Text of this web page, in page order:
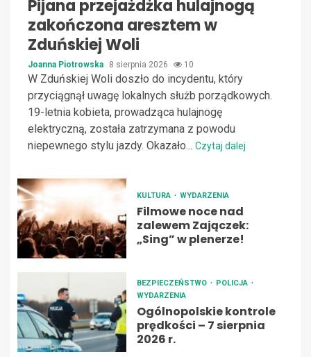
Pijana przejażdżka hulajnogą
zakończona aresztem w
Zduńskiej Woli
Joanna Piotrowska 8 sierpnia 2026 10
W Zduńskiej Woli doszło do incydentu, który
przyciągnął uwagę lokalnych służb porządkowych.
19-letnia kobieta, prowadząca hulajnogę
elektryczną, została zatrzymana z powodu
niepewnego stylu jazdy. Okazało... Czytaj dalej
KULTURA WYDARZENIA
Filmowe noce nad
zalewem Zajączek:
„Sing” w plenerze!
BEZPIECZEŃSTWO
POLICJA
WYDARZENIA
Ogólnopolskie kontrole
prędkości – 7 sierpnia
2026 r.